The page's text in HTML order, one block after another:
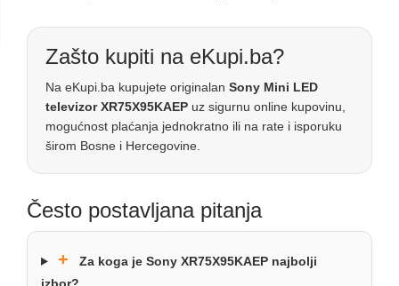
Zašto kupiti na eKupi.ba?
Na eKupi.ba kupujete originalan Sony Mini LED
televizor XR75X95KAEP uz sigurnu online kupovinu,
mogućnost plaćanja jednokratno ili na rate i isporuku
širom Bosne i Hercegovine.
Često postavljana pitanja
+
Za koga je Sony XR75X95KAEP najbolji